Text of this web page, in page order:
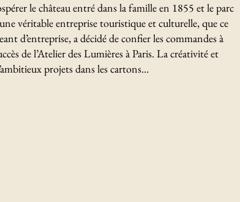
le château entré dans la famille en 1855 et le parc
véritable entreprise touristique et culturelle, que ce
d’entreprise, a décidé de confier les commandes à
de l’Atelier des Lumières à Paris. La créativité et
projets dans les cartons…